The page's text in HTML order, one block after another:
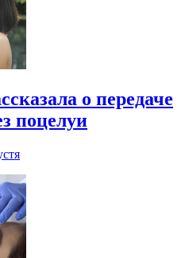
о передаче
поцелуи